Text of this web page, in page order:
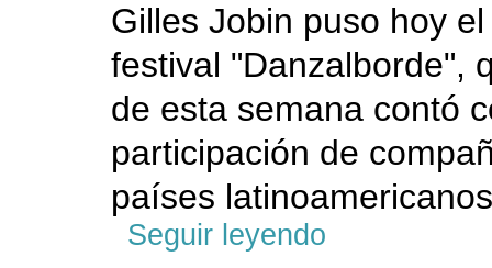
Gilles Jobin puso hoy
festival "Danzalborde",
de esta semana contó
participación de
países
Seguir leyendo